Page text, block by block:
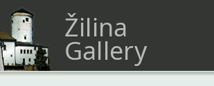
Žilina
Gallery